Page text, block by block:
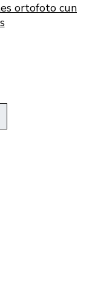
ortofoto cun